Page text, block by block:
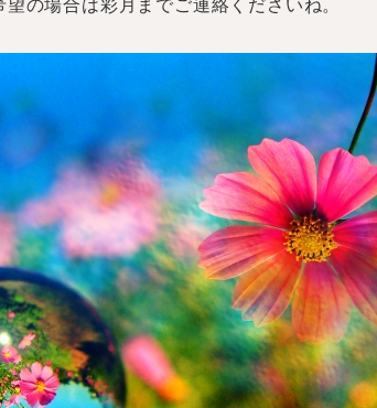
の場合は彩月までご連絡くださいね。